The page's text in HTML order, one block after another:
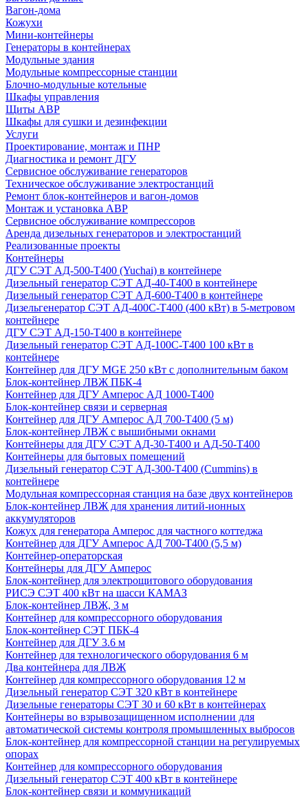
Вагон-дома
Кожухи
Мини-контейнеры
Генераторы в контейнерах
Модульные здания
Модульные компрессорные станции
Блочно-модульные котельные
Шкафы управления
Щиты АВР
Шкафы для сушки и дезинфекции
Услуги
Проектирование, монтаж и ПНР
Диагностика и ремонт ДГУ
Сервисное обслуживание генераторов
Техническое обслуживание электростанций
Ремонт блок-контейнеров и вагон-домов
Монтаж и установка АВР
Сервисное обслуживание компрессоров
Аренда дизельных генераторов и электростанций
Реализованные проекты
Контейнеры
ДГУ СЭТ АД-500-Т400 (Yuchai) в контейнере
Дизельный генератор СЭТ АД-40-Т400 в контейнере
Дизельный генератор СЭТ АД-600-Т400 в контейнере
Дизельгенератор СЭТ АД-400С-Т400 (400 кВт) в 5-метровом
контейнере
ДГУ СЭТ АД-150-Т400 в контейнере
Дизельный генератор СЭТ АД-100С-Т400 100 кВт в
контейнере
Контейнер для ДГУ MGE 250 кВт с дополнительным баком
Блок-контейнер ЛВЖ ПБК-4
Контейнер для ДГУ Амперос АД 1000-Т400
Блок-контейнер связи и серверная
Контейнер для ДГУ Амперос АД 700-Т400 (5 м)
Блок-контейнер ЛВЖ с вышибными окнами
Контейнеры для ДГУ СЭТ АД-30-Т400 и АД-50-Т400
Контейнеры для бытовых помещений
Дизельный генератор СЭТ АД-300-Т400 (Cummins) в
контейнере
Модульная компрессорная станция на базе двух контейнеров
Блок-контейнер ЛВЖ для хранения литий-ионных
аккумуляторов
Кожух для генератора Амперос для частного коттеджа
Контейнер для ДГУ Амперос АД 700-Т400 (5,5 м)
Контейнер-операторская
Контейнеры для ДГУ Амперос
Блок-контейнер для электрощитового оборудования
РИСЭ СЭТ 400 кВт на шасси КАМАЗ
Блок-контейнер ЛВЖ, 3 м
Контейнер для компрессорного оборудования
Блок-контейнер СЭТ ПБК-4
Контейнер для ДГУ 3.6 м
Контейнер для технологического оборудования 6 м
Два контейнера для ЛВЖ
Контейнер для компрессорного оборудования 12 м
Дизельный генератор СЭТ 320 кВт в контейнере
Дизельные генераторы СЭТ 30 и 60 кВт в контейнерах
Контейнеры во взрывозащищенном исполнении для
автоматической системы контроля промышленных выбросов
Блок-контейнер для компрессорной станции на регулируемых
опорах
Контейнер для компрессорного оборудования
Дизельный генератор СЭТ 400 кВт в контейнере
Блок-контейнер связи и коммуникаций